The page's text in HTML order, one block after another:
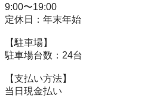
9:00〜19:00
定休日：年末年始
【駐⾞場】
駐車場台数：24台
【⽀払い⽅法】
当日現金払い